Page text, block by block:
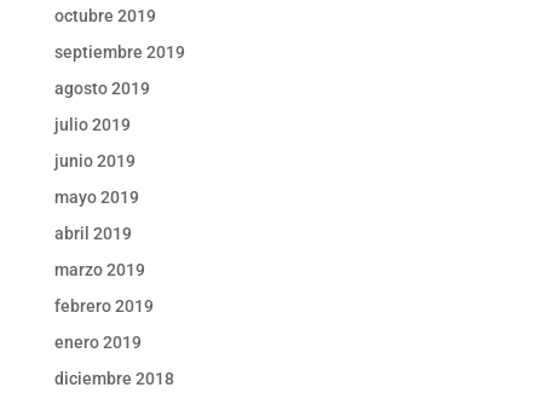
octubre 2019
septiembre 2019
agosto 2019
julio 2019
junio 2019
mayo 2019
abril 2019
marzo 2019
febrero 2019
enero 2019
diciembre 2018